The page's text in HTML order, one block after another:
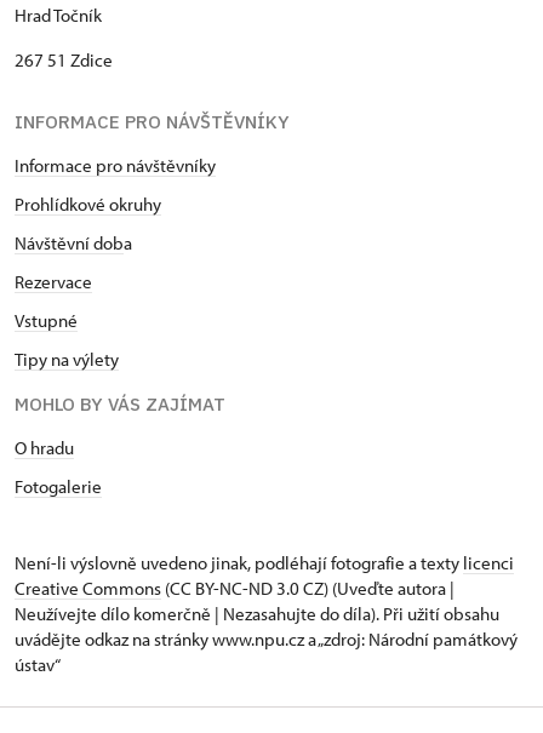
Hrad Točník
267 51 Zdice
INFORMACE PRO NÁVŠTĚVNÍKY
Informace pro návštěvníky
Prohlídkové okruhy
Návštěvní doba
Rezervace
Vstupné
Tipy na výlety
MOHLO BY VÁS ZAJÍMAT
O hradu
Fotogalerie
Není-li výslovně uvedeno jinak, podléhají fotografie a texty licenci
Creative Commons (CC BY-NC-ND 3.0 CZ) (Uveďte autora |
Neužívejte dílo komerčně | Nezasahujte do díla). Při užití obsahu
uvádějte odkaz na stránky www.npu.cz a „zdroj: Národní památkový
ústav“